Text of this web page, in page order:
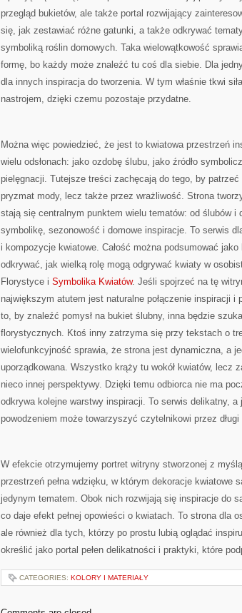
przegląd bukietów, ale także portal rozwijający
się, jak zestawiać różne gatunki, a także odkrywać
symboliką roślin domowych. Taka wielowątkowość
formę, bo każdy może znaleźć tu coś dla siebie. Dla
dla innych inspiracja do tworzenia. W tym właśnie tkwi
nastrojem, dzięki czemu pozostaje przydatne.
Można więc powiedzieć, że jest to kwiatowa przestrzeń
wielu odsłonach: jako ozdobę ślubu, jako źródło
pielęgnacji. Tutejsze treści zachęcają do tego, by
pryzmat mody, lecz także przez wrażliwość. Strona
stają się centralnym punktem wielu tematów: od ślubów i
symbolikę, sezonowość i domowe inspiracje. To serwis
i kompozycje kwiatowe. Całość można podsumować
odkrywać, jak wielką rolę mogą odgrywać kwiaty w
Florystyce i Symbolika Kwiatów. Jeśli spojrzeć na tę
największym atutem jest naturalne połączenie inspiracji i
to, by znaleźć pomysł na bukiet ślubny, inna będzie
florystycznych. Ktoś inny zatrzyma się przy tekstach o
wielofunkcyjność sprawia, że strona jest dynamiczna, a
uporządkowana. Wszystko krąży tu wokół kwiatów, lecz
nieco innej perspektywy. Dzięki temu odbiorca nie ma
odkrywa kolejne warstwy inspiracji. To serwis delikatny,
powodzeniem może towarzyszyć czytelnikowi przez długi
W efekcie otrzymujemy portret witryny stworzonej z
przestrzeń pełna wdzięku, w którym dekoracje kwiatowe
jedynym tematem. Obok nich rozwijają się inspiracje do
co daje efekt pełnej opowieści o kwiatach. To strona dla
ale również dla tych, którzy po prostu lubią oglądać
określić jako portal pełen delikatności i praktyki, które
CATEGORIES: KOLORY I MATERIAŁY